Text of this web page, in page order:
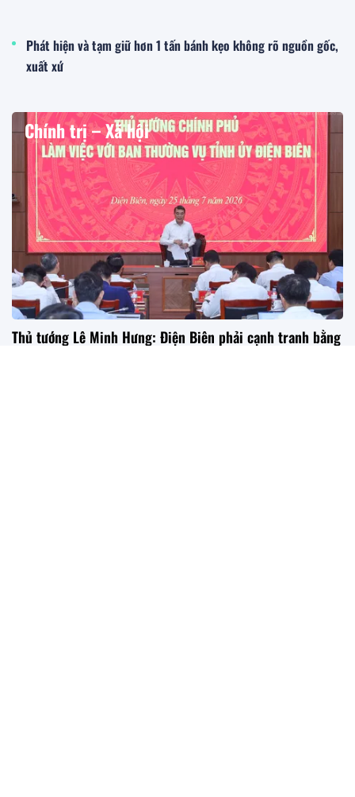
Phát hiện và tạm giữ hơn 1 tấn bánh kẹo không rõ nguồn gốc,
xuất xứ
Chính trị – Xã hội
Thủ tướng Lê Minh Hưng: Điện Biên phải cạnh tranh bằng